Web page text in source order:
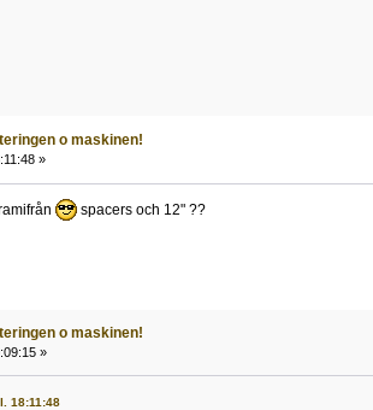
o maskinen!
»
spacers och 12" ??
o maskinen!
»
18:11:48